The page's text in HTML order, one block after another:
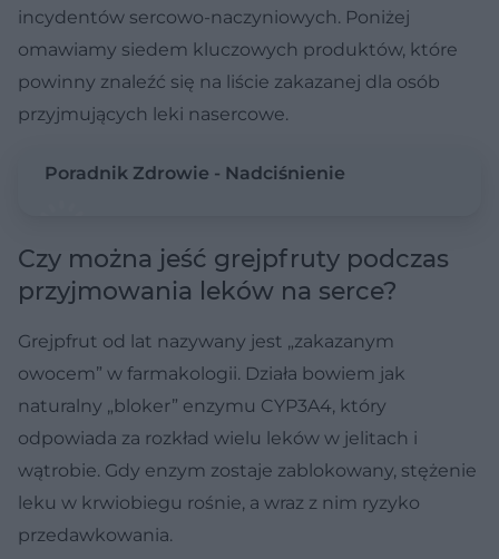
incydentów sercowo-naczyniowych. Poniżej
omawiamy siedem kluczowych produktów, które
powinny znaleźć się na liście zakazanej dla osób
przyjmujących leki nasercowe.
Poradnik Zdrowie - Nadciśnienie
Czy można jeść grejpfruty podczas
przyjmowania leków na serce?
Grejpfrut od lat nazywany jest „zakazanym
owocem” w farmakologii. Działa bowiem jak
naturalny „bloker” enzymu CYP3A4, który
odpowiada za rozkład wielu leków w jelitach i
wątrobie. Gdy enzym zostaje zablokowany, stężenie
leku w krwiobiegu rośnie, a wraz z nim ryzyko
przedawkowania.